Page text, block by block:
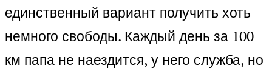
единственный вариант получить хоть
немного свободы. Каждый день за 100
км папа не наездится, у него служба, но